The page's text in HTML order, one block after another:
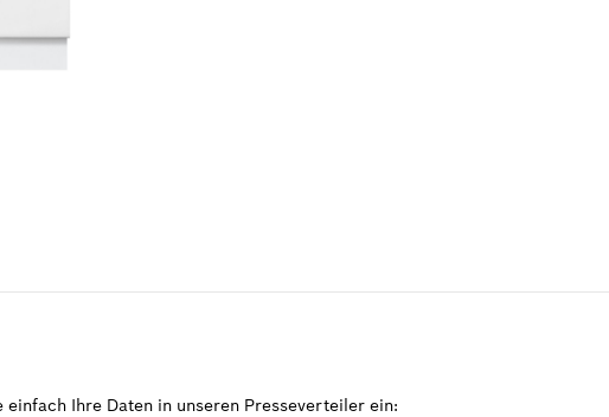
Ihre Daten in unseren Presseverteiler ein: